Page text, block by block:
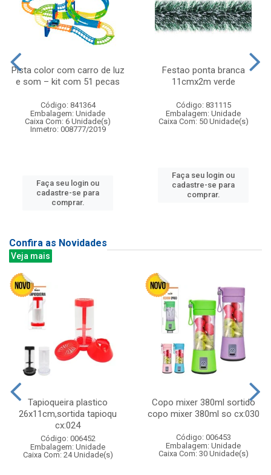
Pista color com carro de luz
e som – kit com 51 pecas
Código: 841364
Embalagem: Unidade
Caixa Com: 6 Unidade(s)
Inmetro: 008777/2019
Faça seu login ou
cadastre-se para
comprar.
Festao ponta branca
11cmx2m verde
Código: 831115
Embalagem: Unidade
Caixa Com: 50 Unidade(s)
Faça seu login ou
cadastre-se para
comprar.
Confira as Novidades
Veja mais
Tapioqueira plastico
26x11cm,sortida tapioqu
cx:024
Código: 006452
Embalagem: Unidade
Caixa Com: 24 Unidade(s)
Copo mixer 380ml sortido
copo mixer 380ml so cx:030
Código: 006453
Embalagem: Unidade
Caixa Com: 30 Unidade(s)